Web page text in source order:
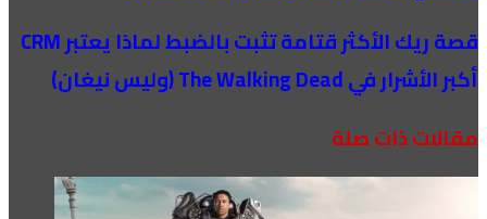
قصة ريك الأكثر قتامة تثبت بالضبط لماذا يعتبر CRM
أكبر الأشرار في The Walking Dead (وليس نيغان)
مقالات ذات صلة